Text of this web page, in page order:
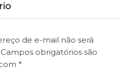
de e-mail não será
Campos obrigatórios são
*